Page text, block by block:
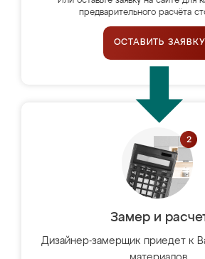
предварительного расчёта
ОСТАВИТЬ ЗАЯВКУ
Замер и
Дизайнер-замерщик приедет к